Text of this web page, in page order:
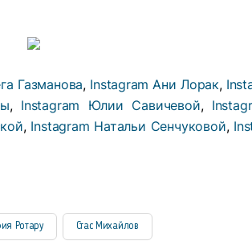
Газманова, Instagram Ани Лорак,
, Instagram Юлии Савичевой,
, Instagram Натальи Сенчуковой,
Ротару Стас Михайлов